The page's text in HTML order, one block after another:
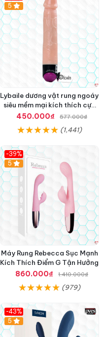
Hot
5
Lybaile dương vật rung ngoáy
siêu mềm mại kích thích cực
mạnh
450.000₫ 577.000₫
(1,441)
-39%
Hot
5
Máy Rung Rebecca Sục Mạnh
Kích Thích Điểm G Tận Hưởng
860.000₫
1.410.000₫
(979)
-43%
Hot
5